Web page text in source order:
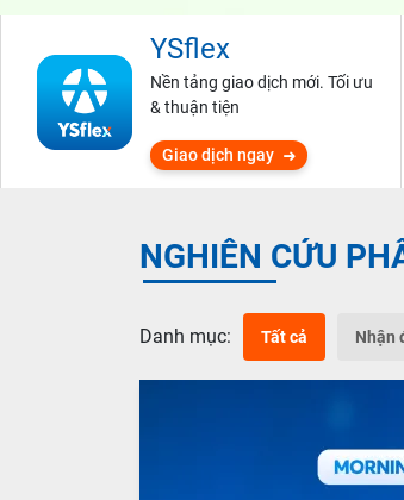
YSflex
Nền tảng giao dịch mới. Tối ưu
& thuận tiện
Giao dịch ngay
NGHIÊN CỨU
Danh mục: Tất cả Nhận